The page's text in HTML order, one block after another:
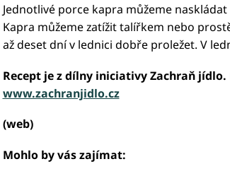
Jednotlivé porce kapra můžeme
Kapra můžeme zatížit talířkem nebo
až deset dní v lednici dobře proležet. V
Recept je z dílny iniciativy Zachraň
www.zachranjidlo.cz
(web)
Mohlo by vás zajímat: